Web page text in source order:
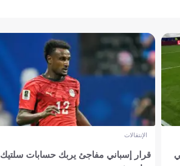
الإنتقالات
قرار إسباني مفاجئ يربك حسابات سلتيك